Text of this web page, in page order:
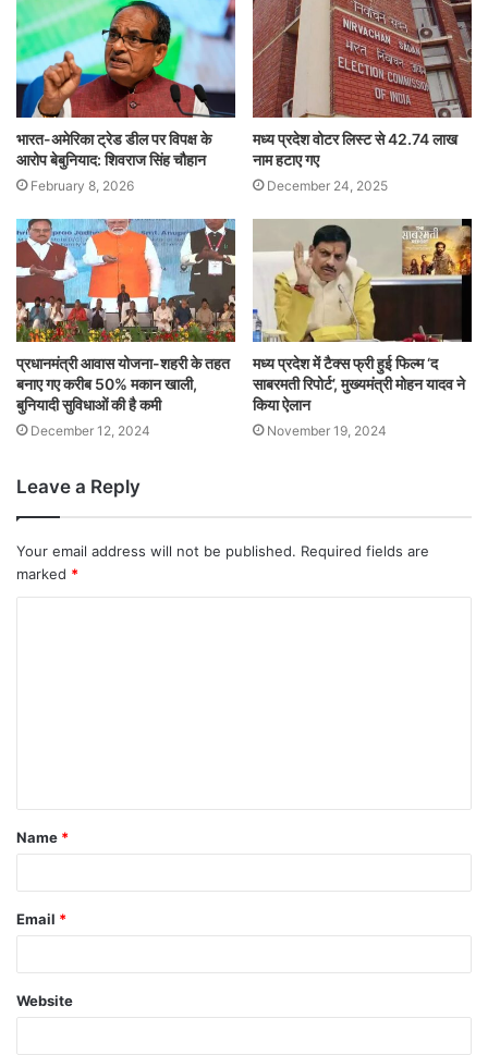
भारत-अमेरिका ट्रेड डील पर विपक्ष के
आरोप बेबुनियाद: शिवराज सिंह चौहान
February 8, 2026
मध्य प्रदेश वोटर लिस्ट से 42.74 लाख
नाम हटाए गए
December 24, 2025
प्रधानमंत्री आवास योजना-शहरी के तहत
बनाए गए करीब 50% मकान खाली,
बुनियादी सुविधाओं की है कमी
December 12, 2024
मध्य प्रदेश में टैक्स फ्री हुई फिल्म ‘द
साबरमती रिपोर्ट’, मुख्यमंत्री मोहन यादव ने
किया ऐलान
November 19, 2024
Leave a Reply
Your email address will not be published. Required fields are
marked *
Name *
Email *
Website